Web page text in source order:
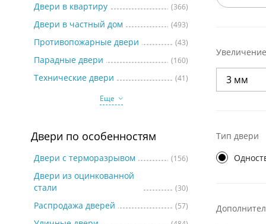
Двери в квартиру (366)
Двери в частный дом (493)
Противопожарные двери (43)
Парадные двери (160)
Технические двери
(41)
Еще
Двери по особенностям
Двери с терморазрывом (156)
Двери из оцинкованной
стали
(30)
Распродажа дверей (57)
Тип двери